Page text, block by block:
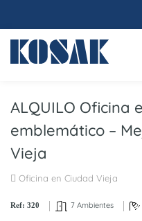
ALQUILO Oficina
emblemático –
Vieja
Oficina en Ciudad Vieja
Ref: 320 7 Ambientes